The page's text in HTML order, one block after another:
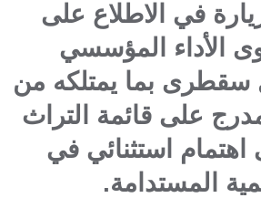
في الاطلاع على
الأداء المؤسسي
سقطرى بما يمتلكه من
على قائمة التراث
اهتمام استثنائي في
المستدامة.